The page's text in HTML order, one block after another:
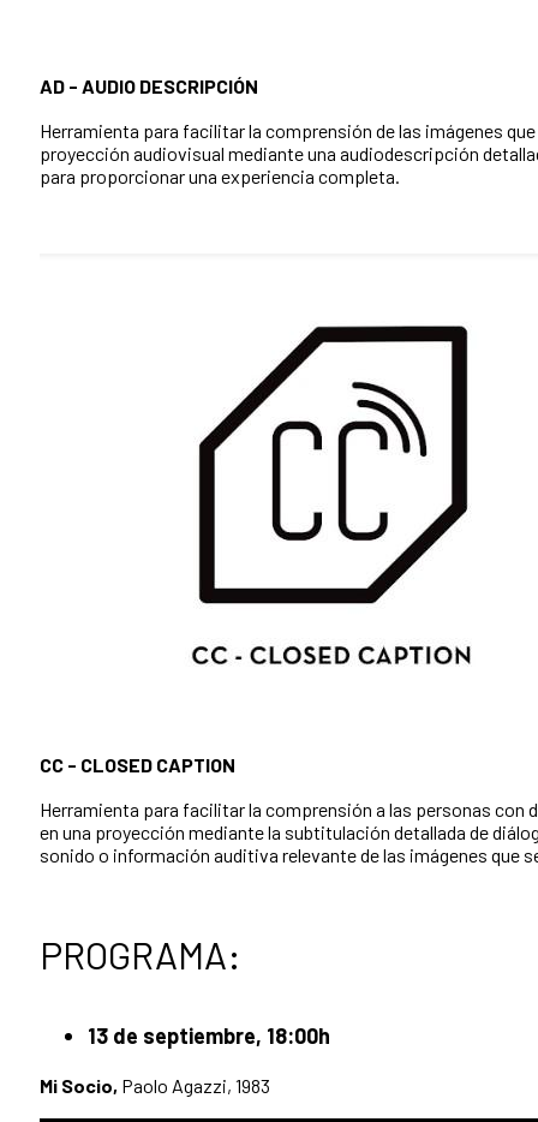
AD - AUDIO DESCRIPCIÓN
Herramienta para facilitar la comprensión de las imágenes
proyección audiovisual mediante una audiodescripción
para proporcionar una experiencia completa.
CC - CLOSED CAPTION
Herramienta para facilitar la comprensión a las personas con
en una proyección mediante la subtitulación detallada de
sonido o información auditiva relevante de las imágenes que
PROGRAMA:
13 de septiembre, 18:00h
Mi Socio, Paolo Agazzi, 1983